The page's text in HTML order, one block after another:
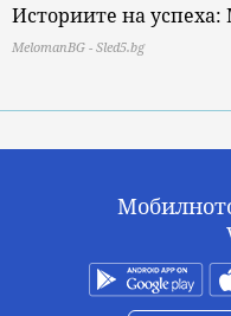
Историите на успеха:
MelomanBG - Sled5.bg